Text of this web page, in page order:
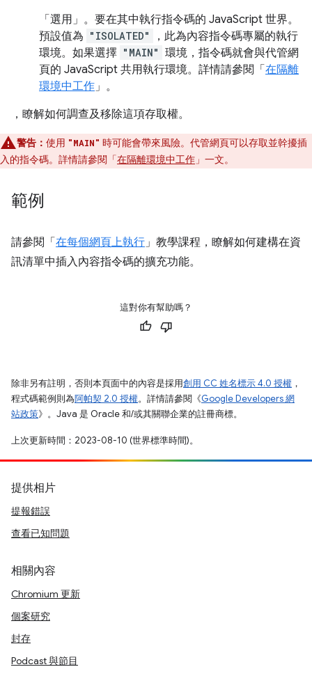
「選用」 。要在其中執行指令碼的 JavaScript 世界。
預設值為 "ISOLATED"
，此為內容指令碼專屬的執行
環境。如果選擇 "MAIN" 環境，指令碼就會與代管網
頁的 JavaScript 共用執行環境。詳情請參閱「 在隔離
環境中工作」。
，瞭解如何調查及移除這項存取權。
警告： 使用 "MAIN" 時可能會帶來風險。代管網頁可以存取並幹擾插
入的指令碼。詳情請參閱「在隔離環境中工作 」一文。
範例
請參閱「 在每個網頁上執行」教學課程，瞭解如何建構在資
訊清單中插入內容指令碼的擴充功能。
這對你有幫助嗎？
除非另有註明，否則本頁面中的內容是採用創用 CC 姓名標示 4.0 授權 ，
程式碼範例則為阿帕契 2.0 授權。詳情請參閱《Google Developers 網
站政策》。Java 是 Oracle 和/或其關聯企業的註冊商標。
上次更新時間：2023-08-10 (世界標準時間)。
提供相片
提報錯誤
查看已知問題
相關內容
Chromium 更新
個案研究
封存
Podcast 與節目